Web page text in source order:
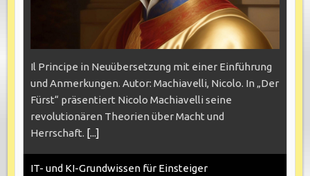
Il Principe in Neuübersetzung mit einer Einführung
und Anmerkungen. Autor: Machiavelli, Nicolo. In „Der
Fürst“ präsentiert Nicolo Machiavelli seine
revolutionären Theorien über Macht und
Herrschaft. [...]
IT- und KI-Grundwissen für Einsteiger